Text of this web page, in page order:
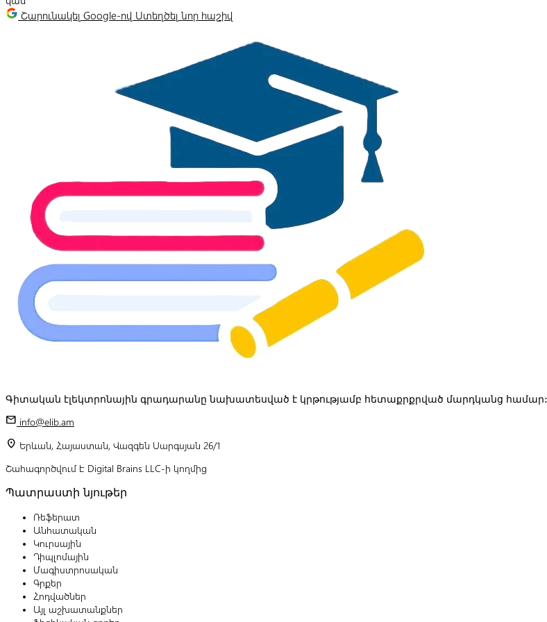
Շարունակել Google-ով Ստեղծել նոր հաշիվ
Գիտական էլեկտրոնային գրադարանը նախատեսված է կրթությամբ հետաքրքրված մարդկանց համար:
mail info@elib.am
location_on Երևան, Հայաստան, Վազգեն Սարգսյան 26/1
Շահագործվում է Digital Brains LLC-ի կողմից
Պատրաստի նյութեր
Ռեֆերատ
Անհատական
Կուրսային
Դիպլոմային
Մագիստրոսական
Գրքեր
Հոդվածներ
Այլ աշխատանքներ